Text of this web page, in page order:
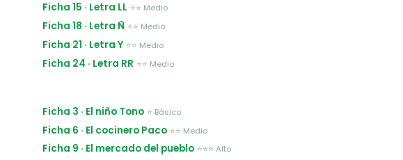
Ficha 15 · Letra LL ⭐⭐ Medio
Ficha 18 · Letra Ñ ⭐⭐ Medio
Ficha 21 · Letra Y ⭐⭐ Medio
Ficha 24 · Letra RR ⭐⭐ Medio
Ficha 3 · El niño Tono ⭐ Básico
Ficha 6 · El cocinero Paco ⭐⭐ Medio
Ficha 9 · El mercado del pueblo ⭐⭐⭐ Alto